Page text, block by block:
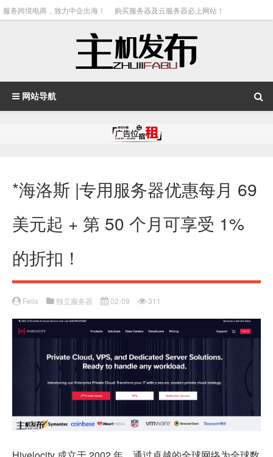
服务跨境电商，致力中企出海！ 购买服务器及云服务器必上网站！
网站导航
*海洛斯 |专用服务器优惠每月 69
美元起 + 第 50 个月可享受 1%
的折扣！
Felix 独立服务器 02-09 311